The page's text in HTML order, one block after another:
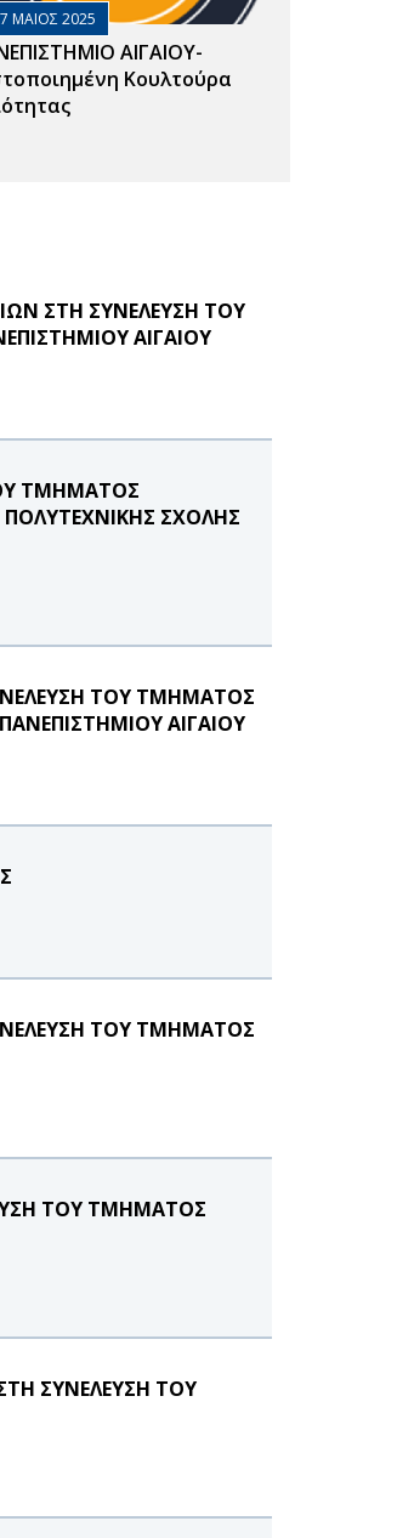
ΜΑΙΟΣ 2025
ΑΙΓΑΙΟΥ-
Κουλτούρα
ΣΤΗ ΣΥΝΕΛΕΥΣΗ ΤΟΥ
ΑΙΓΑΙΟΥ
ΤΜΗΜΑΤΟΣ
ΣΧΟΛΗΣ
ΤΟΥ ΤΜΗΜΑΤΟΣ
ΑΙΓΑΙΟΥ
ΤΟΥ ΤΜΗΜΑΤΟΣ
ΤΟΥ ΤΜΗΜΑΤΟΣ
ΣΥΝΕΛΕΥΣΗ ΤΟΥ